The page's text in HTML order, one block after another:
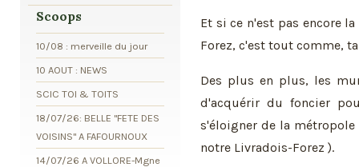
Et si ce n'est pas encore
Forez, c'est tout comme,
Des plus en plus, les
d'acquérir du foncier
s'éloigner de la
notre Livradois-Forez ).
Scoops
10/08 : merveille du jour
10 AOUT : NEWS
SCIC TOI & TOITS
18/07/26: BELLE "FETE DES
VOISINS" A FAFOURNOUX
14/07/26 A VOLLORE-Mgne